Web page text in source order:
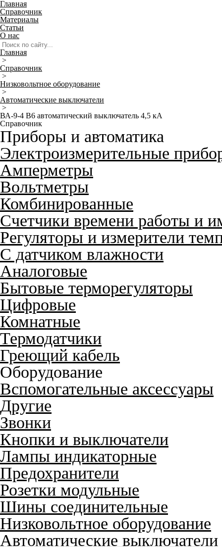
Главная
Справочник
Материалы
Статьи
О нас
Главная
>
Справочник
>
Низковольтное оборудование
>
Автоматические выключатели
>
ВА-9-4 B6 автоматический выключатель 4,5 кА
Справочник
Приборы и автоматика
Электроизмерительные
Амперметры
Вольтметры
Комбинированные
Счетчики времени работы и
Регуляторы и измерители
С датчиком влажности
Аналоговые
Бытовые терморегуляторы
Цифровые
Комнатные
Термодатчики
Греющий кабель
Оборудование
Вспомогательные аксессуары
Другие
Звонки
Кнопки и выключатели
Лампы индикаторные
Предохранители
Розетки модульные
Шины соединительные
Низковольтное оборудование
Автоматические выключатели